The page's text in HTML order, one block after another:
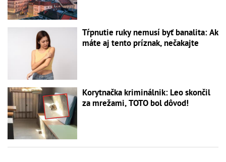
Tŕpnutie ruky nemusí byť banalita: Ak
máte aj tento príznak, nečakajte
Korytnačka kriminálnik: Leo skončil
za mrežami, TOTO bol dôvod!